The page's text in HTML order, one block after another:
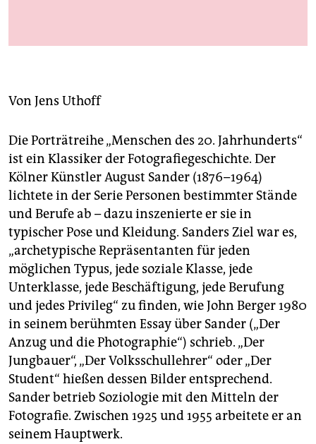
unterstützen
abo
genossenschaft
epaper login
Von Jens Uthoff
Die Porträtreihe „Menschen des 20. Jahrhunderts“
ist ein Klassiker der Fotografiegeschichte. Der
Kölner Künstler August Sander (1876–1964)
lichtete in der Serie Personen bestimmter Stände
und Berufe ab – dazu inszenierte er sie in
typischer Pose und Kleidung. Sanders Ziel war es,
„archetypische Repräsentanten für jeden
möglichen Typus, jede soziale Klasse, jede
Unterklasse, jede Beschäftigung, jede Berufung
und jedes Privileg“ zu finden, wie John Berger 1980
in seinem berühmten Essay über Sander („Der
Anzug und die Photographie“) schrieb. „Der
Jungbauer“, „Der Volksschullehrer“ oder „Der
Student“ hießen dessen Bilder entsprechend.
Sander betrieb Soziologie mit den Mitteln der
Fotografie. Zwischen 1925 und 1955 arbeitete er an
seinem Hauptwerk.